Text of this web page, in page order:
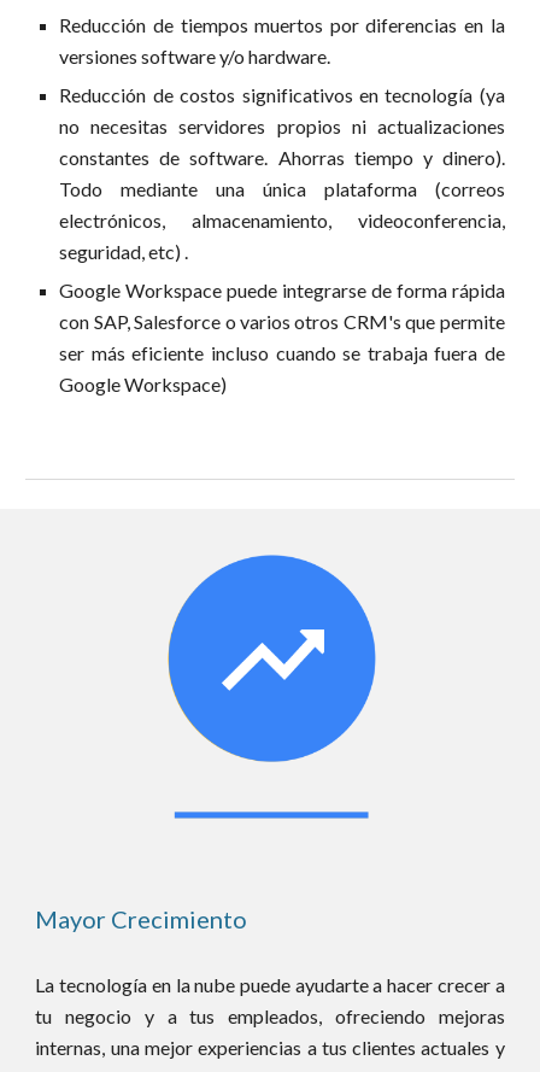
Reducción de tiempos muertos por diferencias en la
versiones software y/o hardware.
Reducción de costos significativos en tecnología (ya
no necesitas servidores propios ni actualizaciones
constantes de software. Ahorras tiempo y dinero).
Todo mediante una única plataforma (correos
electrónicos, almacenamiento, videoconferencia,
seguridad, etc) .
Google Workspace puede integrarse de forma rápida
con SAP, Salesforce o varios otros CRM's que permite
ser más eficiente incluso cuando se trabaja fuera de
Google Workspace)
Mayor Crecimiento
La tecnología en la nube puede ayudarte a hacer crecer a
tu negocio y a tus empleados, ofreciendo mejoras
internas, una mejor experiencias a tus clientes actuales y